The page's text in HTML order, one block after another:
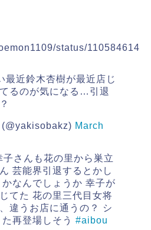
status/110584614
最近鈴木杏樹が最近店じ
るのが気になる…引退
March
さんも花の里から巣立
芸能界引退するとかし
なんでしょうか 幸子が
てた 花の里三代目女将
違うお店に通うの？ シ
再登場しそう #aibou